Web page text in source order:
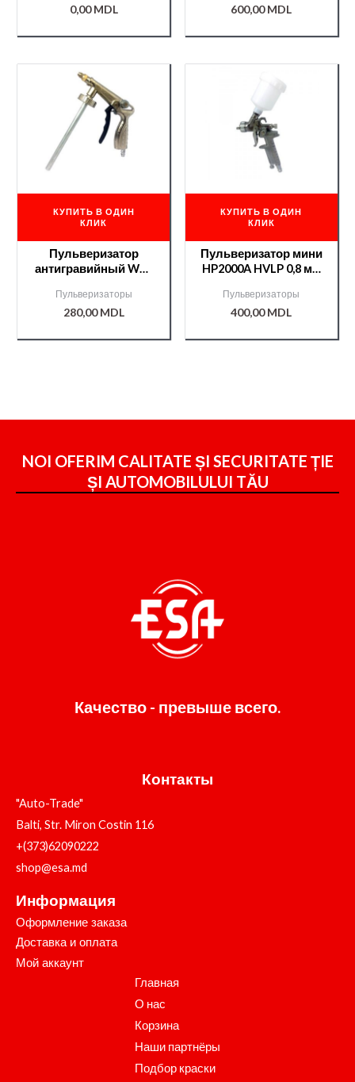
0,00MDL 600,00MDL
КУПИТЬ В ОДИН
КЛИК
Пульверизатор
антигравийный WG-
Пульверизаторы
280,00MDL
КУПИТЬ В ОДИН
КЛИК
Пульверизатор мини
HP2000A HVLP 0,8 мм
Пульверизаторы
400,00MDL
NOI OFERIM CALITATE ȘI SECURITATE ȚIE
ȘI AUTOMOBILULUI TĂU
Качество - превыше всего.
Контакты
"Auto-Trade"
Balti, Str. Miron Costin 116
+(373)62090222
shop@esa.md
Информация
Оформление заказа
Доставка и оплата
Мой аккаунт
Главная
О нас
Корзина
Наши партнёры
Подбор краски